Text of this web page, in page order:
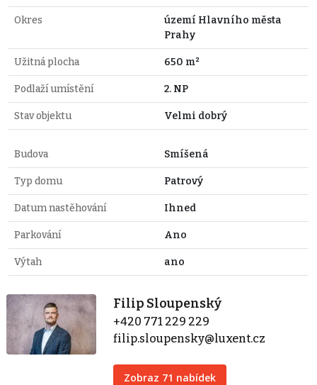
Okres
území Hlavního města
Prahy
Užitná plocha 650 m²
Podlaží umístění 2. NP
Stav objektu Velmi dobrý
Budova Smíšená
Typ domu Patrový
Datum nastěhování Ihned
Parkování Ano
Výtah ano
Filip Sloupenský
+420 771 229 229
filip.sloupensky@luxent.cz
Zobraz 71 nabídek